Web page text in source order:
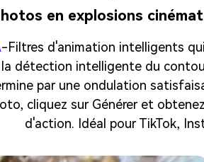
en explosions
-Filtres d'animation intelligents
détection intelligente du
par une ondulation
cliquez sur Générer et
d'action. Idéal pour TikTok,